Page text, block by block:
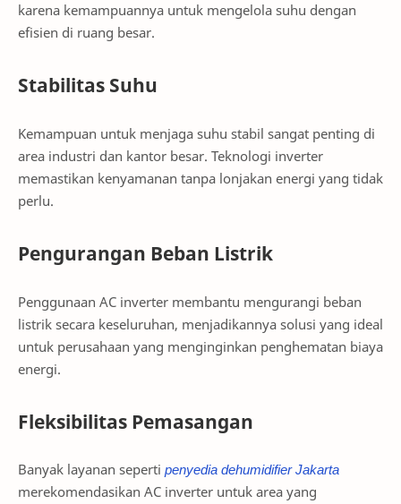
karena kemampuannya untuk mengelola suhu dengan
efisien di ruang besar.
Stabilitas Suhu
Kemampuan untuk menjaga suhu stabil sangat penting di
area industri dan kantor besar. Teknologi inverter
memastikan kenyamanan tanpa lonjakan energi yang tidak
perlu.
Pengurangan Beban Listrik
Penggunaan AC inverter membantu mengurangi beban
listrik secara keseluruhan, menjadikannya solusi yang ideal
untuk perusahaan yang menginginkan penghematan biaya
energi.
Fleksibilitas Pemasangan
Banyak layanan seperti penyedia dehumidifierJakarta
merekomendasikan AC inverter untuk area yang